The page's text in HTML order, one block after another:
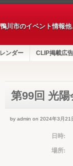
川市のイベント情報
ンダー CLIP掲載広告
第99回 光
by admin on 2024年3月21
日時:
場所: